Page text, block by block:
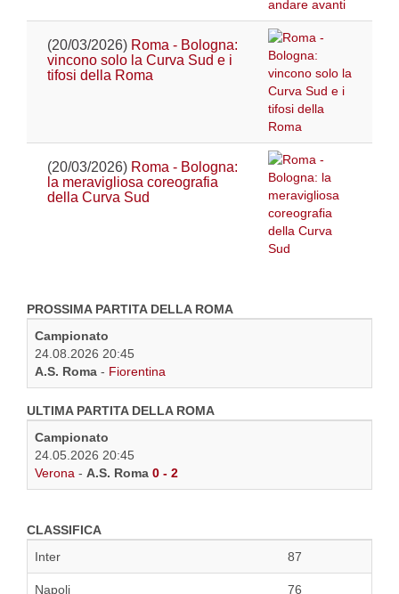
(20/03/2026) Roma - Bologna:
vincono solo la Curva Sud e i
tifosi della Roma
(20/03/2026) Roma - Bologna:
la meravigliosa coreografia
della Curva Sud
PROSSIMA PARTITA DELLA ROMA
Campionato
24.08.2026 20:45
A.S. Roma - Fiorentina
ULTIMA PARTITA DELLA ROMA
Campionato
24.05.2026 20:45
Verona - A.S. Roma 0 - 2
CLASSIFICA
Inter
87
Napoli 76